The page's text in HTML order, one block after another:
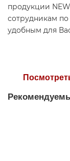
продукции
сотрудникам
удобным для